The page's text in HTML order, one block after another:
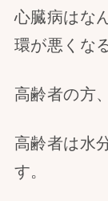
心臓病はな
環が悪くな
高齢者の方
高齢者は水
す。